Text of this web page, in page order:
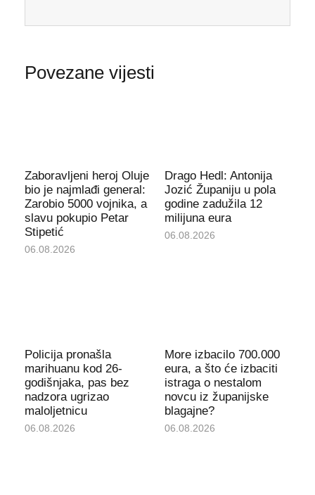
Povezane vijesti
Zaboravljeni heroj Oluje
bio je najmlađi general:
Zarobio 5000 vojnika, a
slavu pokupio Petar
Stipetić
06.08.2026
Drago Hedl: Antonija
Jozić Županiju u pola
godine zadužila 12
milijuna eura
06.08.2026
Policija pronašla
marihuanu kod 26-
godišnjaka, pas bez
nadzora ugrizao
maloljetnicu
06.08.2026
More izbacilo 700.000
eura, a što će izbaciti
istraga o nestalom
novcu iz županijske
blagajne?
06.08.2026